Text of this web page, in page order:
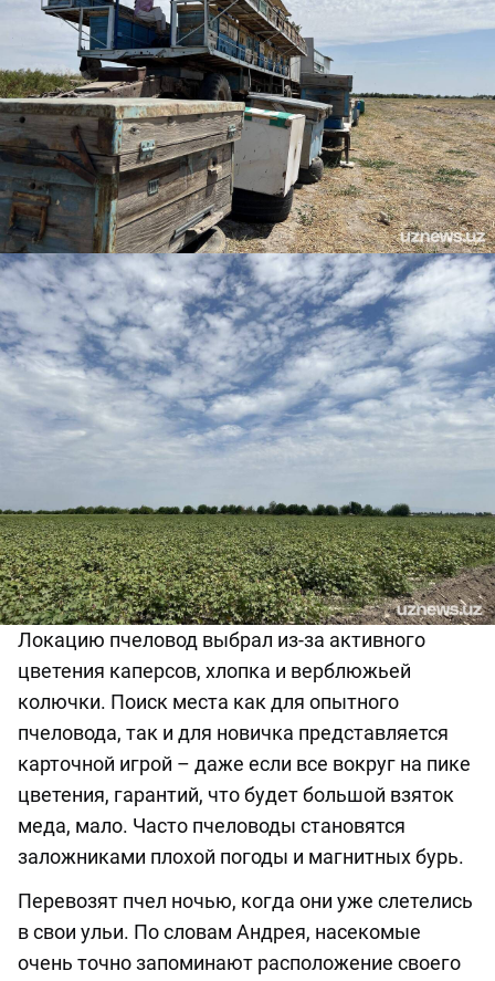
Локацию пчеловод выбрал из-за активного
цветения каперсов, хлопка и верблюжьей
колючки. Поиск места как для опытного
пчеловода, так и для новичка представляется
карточной игрой – даже если все вокруг на пике
цветения, гарантий, что будет большой взяток
меда, мало. Часто пчеловоды становятся
заложниками плохой погоды и магнитных бурь.
Перевозят пчел ночью, когда они уже слетелись
в свои ульи. По словам Андрея, насекомые
очень точно запоминают расположение своего